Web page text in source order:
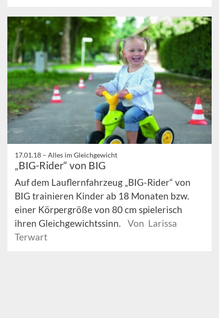
17.01.18 – Alles im Gleichgewicht
„BIG-Rider“ von BIG
Auf dem Lauflernfahrzeug „BIG-Rider“ von
BIG trainieren Kinder ab 18 Monaten bzw.
einer Körpergröße von 80 cm spielerisch
ihren Gleichgewichtssinn.
Von Larissa
Terwart